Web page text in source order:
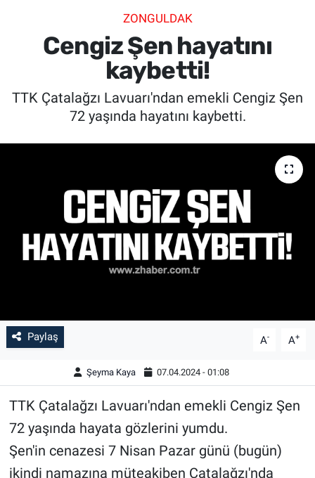
ZONGULDAK
Cengiz Şen hayatını
kaybetti!
TTK Çatalağzı Lavuarı'ndan emekli Cengiz Şen
72 yaşında hayatını kaybetti.
Paylaş A- A+
Şeyma Kaya 07.04.2024 - 01:08
TTK Çatalağzı Lavuarı'ndan emekli Cengiz Şen
72 yaşında hayata gözlerini yumdu.
Şen'in cenazesi 7 Nisan Pazar günü (bugün)
ikindi namazına müteakiben Çatalağzı'nda
SAĞLIK